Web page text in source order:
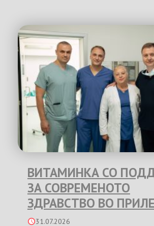
ВИТАМИНКА СО
ЗА СОВРЕМЕНОТО
ЗДРАВСТВО ВО
31.07.2026